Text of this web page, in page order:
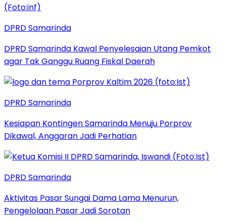
DPRD Samarinda
DPRD Samarinda Kawal Penyelesaian Utang Pemkot
agar Tak Ganggu Ruang Fiskal Daerah
DPRD Samarinda
Kesiapan Kontingen Samarinda Menuju Porprov
Dikawal, Anggaran Jadi Perhatian
DPRD Samarinda
Aktivitas Pasar Sungai Dama Lama Menurun,
Pengelolaan Pasar Jadi Sorotan